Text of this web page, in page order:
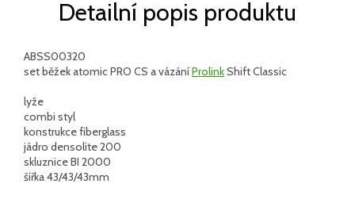
Detailní popis produktu
ABSS00320
set běžek atomic PRO CS a vázáníProlinkShift Classic
lyže
combi styl
konstrukce fiberglass
jádro densolite 200
skluznice BI 2000
šířka 43/43/43mm